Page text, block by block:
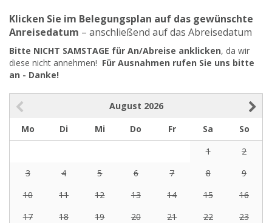
Klicken Sie im Belegungsplan auf das gewünschte
Anreisedatum – anschließend auf das Abreisedatum
Bitte NICHT SAMSTAGE für An/Abreise anklicken, da wir
diese nicht annehmen! Für Ausnahmen rufen Sie uns bitte
an - Danke!
August 2026
Mo
Di Mi Do Fr Sa
So
1
2
3
4 5 6 7 8
9
10
11 12 13 14 15
16
17
18 19 20 21 22
23